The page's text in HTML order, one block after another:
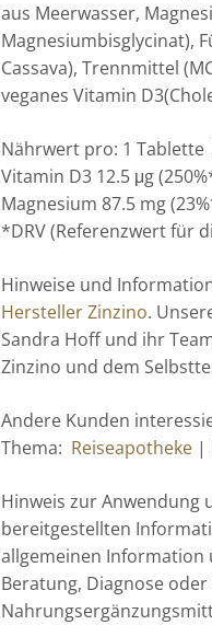
aus Meerwasser,
Magnesiumbisglycinat),
Cassava), Trennmittel
veganes Vitamin
Nährwert pro: 1 Tablette
Vitamin D3 12.5 μg
Magnesium 87.5 mg
*DRV (Referenzwert für
Hinweise und
Hersteller Zinzino.
Sandra Hoff und ihr
Zinzino und dem
Andere Kunden
Thema: Reiseapotheke |
Hinweis zur Anwendung
bereitgestellten
allgemeinen Information
Beratung, Diagnose